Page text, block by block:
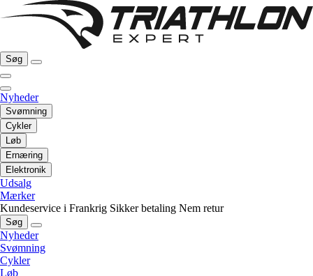
Søg
Nyheder
Svømning
Cykler
Løb
Ernæring
Elektronik
Udsalg
Mærker
Kundeservice i Frankrig Sikker betaling Nem retur
Søg
Nyheder
Svømning
Cykler
Løb